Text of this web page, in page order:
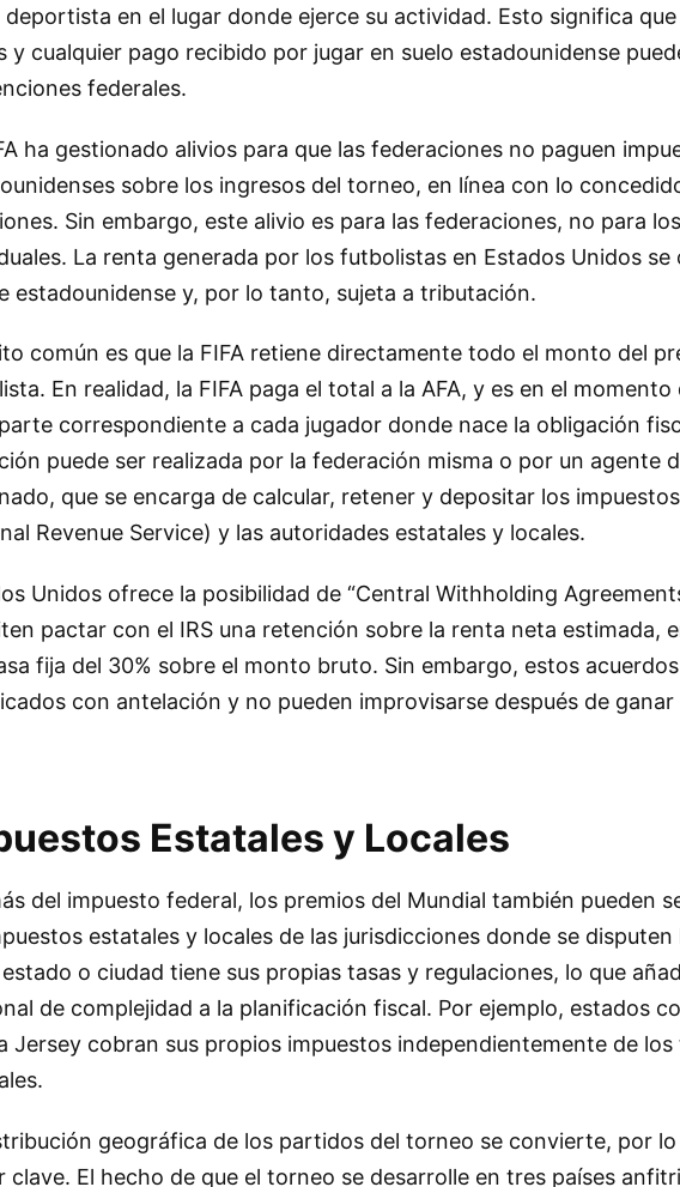
deportista en el lugar donde ejerce su actividad. Esto significa
y cualquier pago recibido por jugar en suelo estadounidense
federales.
ha gestionado alivios para que las federaciones no paguen
sobre los ingresos del torneo, en línea con lo
Sin embargo, este alivio es para las federaciones, no para
La renta generada por los futbolistas en Estados Unidos se
estadounidense y, por lo tanto, sujeta a tributación.
común es que la FIFA retiene directamente todo el monto del
En realidad, la FIFA paga el total a la AFA, y es en el
correspondiente a cada jugador donde nace la obligación
puede ser realizada por la federación misma o por un agente
que se encarga de calcular, retener y depositar los
Revenue Service) y las autoridades estatales y locales.
Unidos ofrece la posibilidad de “Central Withholding
pactar con el IRS una retención sobre la renta neta estimada,
fija del 30% sobre el monto bruto. Sin embargo, estos
con antelación y no pueden improvisarse después de ganar
Estatales y Locales
del impuesto federal, los premios del Mundial también pueden
estatales y locales de las jurisdicciones donde se
o ciudad tiene sus propias tasas y regulaciones, lo que
de complejidad a la planificación fiscal. Por ejemplo, estados
Jersey cobran sus propios impuestos independientemente de
geográfica de los partidos del torneo se convierte, por
clave. El hecho de que el torneo se desarrolle en tres países